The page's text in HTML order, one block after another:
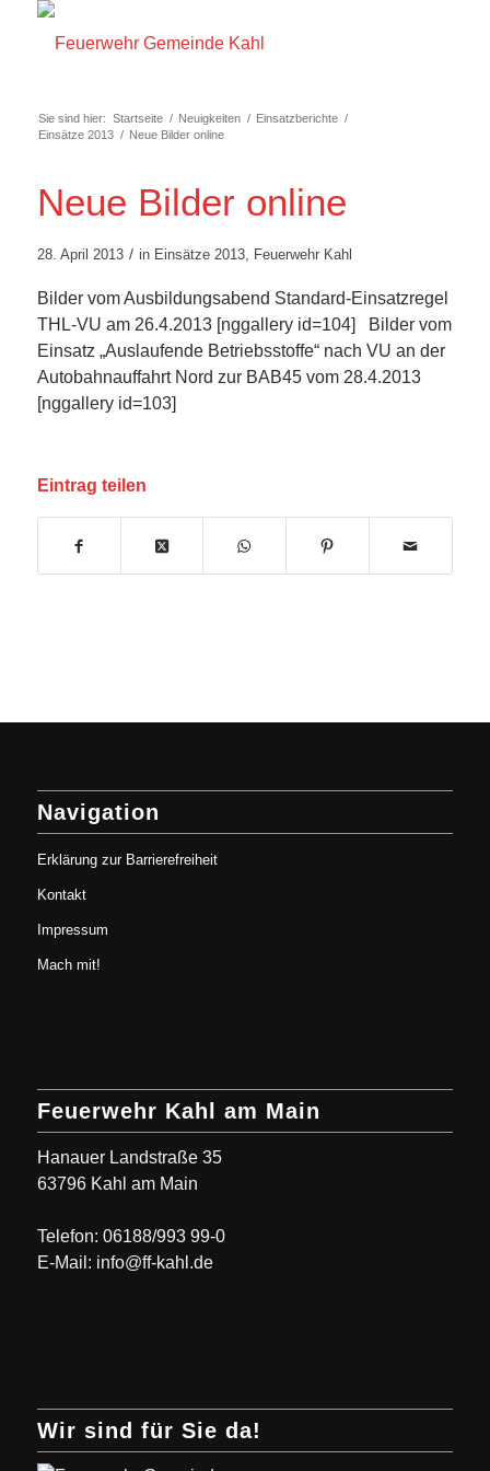
Sie sind hier: Startseite / Neuigkeiten / Einsatzberichte /
Einsätze 2013 / Neue Bilder online
Neue Bilder online
28. April 2013 / in Einsätze 2013, Feuerwehr Kahl
Bilder vom Ausbildungsabend Standard-Einsatzregel
THL-VU am 26.4.2013 [nggallery id=104] Bilder vom
Einsatz „Auslaufende Betriebsstoffe“ nach VU an der
Autobahnauffahrt Nord zur BAB45 vom 28.4.2013
[nggallery id=103]
Eintrag teilen
Navigation
Erklärung zur Barrierefreiheit
Kontakt
Impressum
Mach mit!
Feuerwehr Kahl am Main
Hanauer Landstraße 35
63796 Kahl am Main
Telefon: 06188/993 99-0
E-Mail: info@ff-kahl.de
Wir sind für Sie da!